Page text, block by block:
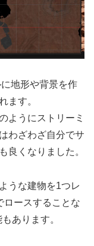
地形や背景を作
ます。
ようにストリーミ
わざわざ自分でサ
良くなりました。
うな建物を1つレ
ロースすることな
あります。